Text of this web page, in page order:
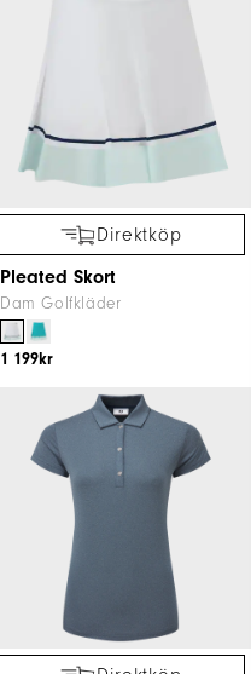
Direktköp
Pleated Skort
Dam Golfkläder
1 199kr